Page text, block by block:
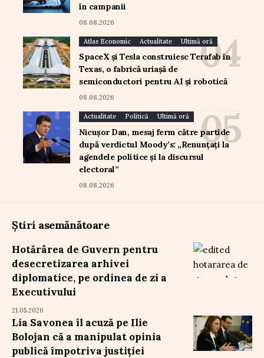
în campanii
08.08.2026
Atlas Economic Actualitate Ultimă oră
SpaceX și Tesla construiesc Terafab în
Texas, o fabrică uriașă de
semiconductori pentru AI și robotică
08.08.2026
Actualitate Politică Ultimă oră
Nicușor Dan, mesaj ferm către partide
după verdictul Moody’s: „Renunțați la
agendele politice și la discursul
electoral”
08.08.2026
Știri asemănătoare
Hotărârea de Guvern pentru
desecretizarea arhivei
diplomatice, pe ordinea de zi a
Executivului
21.05.2026
Lia Savonea îl acuză pe Ilie
Bolojan că a manipulat opinia
publică împotriva justiției